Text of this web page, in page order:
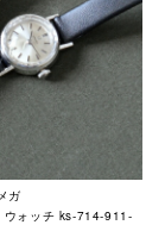
ガ
ウォッチ ks-714-911-